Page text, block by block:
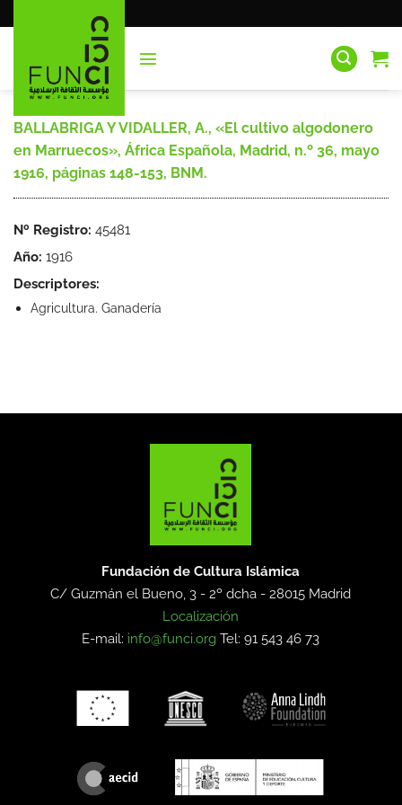
al
BALLABRIGA Y VIDALLER, A., «El cultivo algodonero
en Marruecos», África Española, Madrid, n.º 36, mayo
1916, páginas 148-153, BNM.
Nº Registro: 45481
Año: 1916
Descriptores:
Agricultura. Ganadería
Fundación de Cultura Islámica
C/ Guzmán el Bueno, 3 - 2º dcha -28015 Madrid
Localización
E-mail: info@funci.org Tel: 91 543 46 73